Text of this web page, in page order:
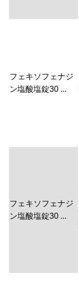
フェキソフェナジ
ン塩酸塩錠30 ...
フェキソフェナジ
ン塩酸塩錠30 ...